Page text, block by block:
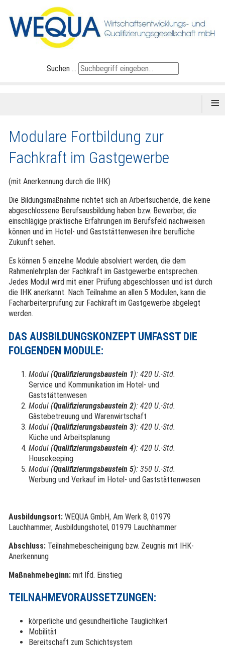
Suchen ...
≡
Modulare Fortbildung zur
Fachkraft im Gastgewerbe
(mit Anerkennung durch die IHK)
Die Bildungsmaßnahme richtet sich an Arbeitsuchende, die keine
abgeschlossene Berufsausbildung haben bzw. Bewerber, die
einschlägige praktische Erfahrungen im Berufsfeld nachweisen
können und im Hotel- und Gaststättenwesen ihre berufliche
Zukunft sehen.
Es können 5 einzelne Module absolviert werden, die dem
Rahmenlehrplan der Fachkraft im Gastgewerbe entsprechen.
Jedes Modul wird mit einer Prüfung abgeschlossen und ist durch
die IHK anerkannt. Nach Teilnahme an allen 5 Modulen, kann die
Facharbeiterprüfung zur Fachkraft im Gastgewerbe abgelegt
werden.
DAS AUSBILDUNGSKONZEPT UMFASST DIE
FOLGENDEN MODULE:
Modul (Qualifizierungsbaustein 1): 420 U.-Std.
Service und Kommunikation im Hotel- und
Gaststättenwesen
Modul (Qualifizierungsbaustein 2): 420 U.-Std.
Gästebetreuung und Warenwirtschaft
Modul (Qualifizierungsbaustein 3): 420 U.-Std.
Küche und Arbeitsplanung
Modul (Qualifizierungsbaustein 4): 420 U.-Std.
Housekeeping
Modul (Qualifizierungsbaustein 5): 350 U.-Std.
Werbung und Verkauf im Hotel- und Gaststättenwesen
Ausbildungsort: WEQUA GmbH, Am Werk 8, 01979
Lauchhammer, Ausbildungshotel, 01979 Lauchhammer
Abschluss: Teilnahmebescheinigung bzw. Zeugnis mit IHK-
Anerkennung
Maßnahmebeginn:mit lfd. Einstieg
TEILNAHMEVORAUSSETZUNGEN:
körperliche und gesundheitliche Tauglichkeit
Mobilität
Bereitschaft zum Schichtsystem